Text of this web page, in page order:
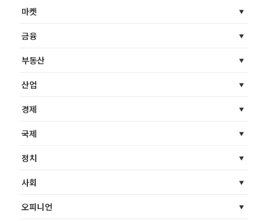
마켓
금융
부동산
산업
경제
국제
정치
사회
오피니언